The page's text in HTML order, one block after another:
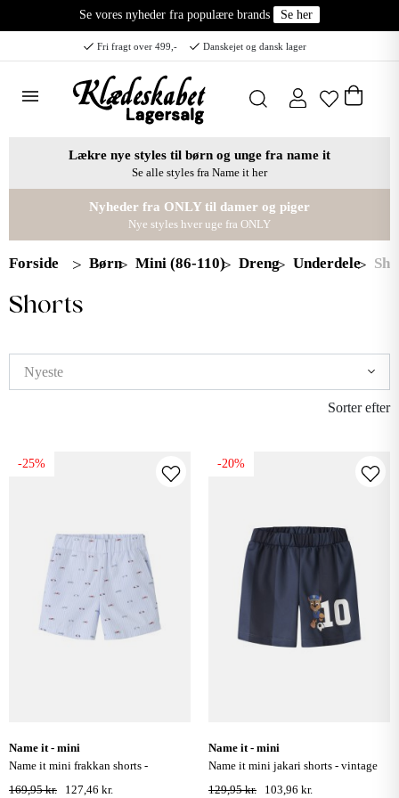
Se vores nyheder fra populære brands Se her
Fri fragt over 499,- Danskejet og dansk lager
Lækre nye styles til børn og unge fra name it
Se alle styles fra Name it her
Nyheder fra ONLY til damer og piger
Nye styles hver uge fra ONLY
Forside Børn Mini (86-110) Dreng Underdele
Shorts
Sorter efter
-25%
name it - mini
name it mini frakkan shorts -
kentucky blue
169,95 kr. 127,46 kr.
-20%
name it - mini
name it mini jakari shorts - vintage
indigo
129,95 kr. 103,96 kr.